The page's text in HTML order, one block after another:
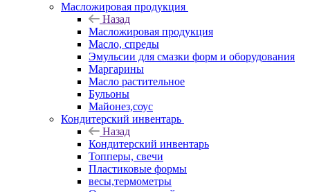
Масложировая продукция
Назад
Масложировая продукция
Масло, спреды
Эмульсии для смазки форм и оборудования
Маргарины
Масло растительное
Бульоны
Майонез,соус
Кондитерский инвентарь
Назад
Кондитерский инвентарь
Топперы, свечи
Пластиковые формы
весы,термометры